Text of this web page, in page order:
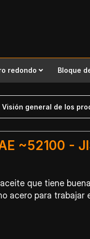
redondo Bloque
Visión general de los
~52100 -
que tiene
acero para